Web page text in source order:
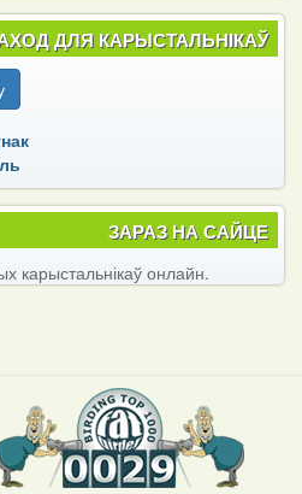
ДЛЯ КАРЫСТАЛЬНІКАЎ
ЗАРАЗ НА САЙЦЕ
карыстальнікаў онлайн.